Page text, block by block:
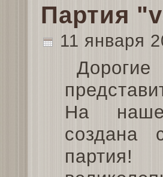
Партия
11 января
На
создана